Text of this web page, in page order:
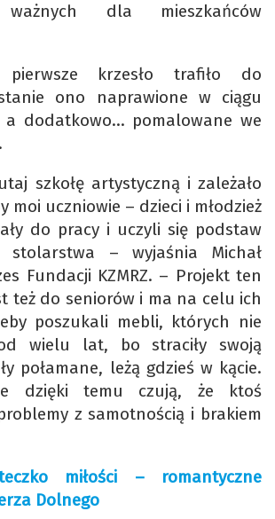
ważnych dla mieszkańców
pierwsze krzesło trafiło do
ono naprawione w ciągu
a dodatkowo… pomalowane we
szkołę artystyczną i zależało
moi uczniowie – dzieci i młodzież
do pracy i uczyli się podstaw
stolarstwa – wyjaśnia Michał
Fundacji KZMRZ. – Projekt ten
też do seniorów i ma na celu ich
poszukali mebli, których nie
wielu lat, bo straciły swoją
połamane, leżą gdzieś w kącie.
dzięki temu czują, że ktoś
z samotnością i brakiem
miłości – romantyczne
Dolnego